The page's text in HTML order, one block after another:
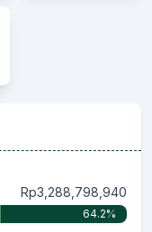
Rp3,288,798,940
64.2%